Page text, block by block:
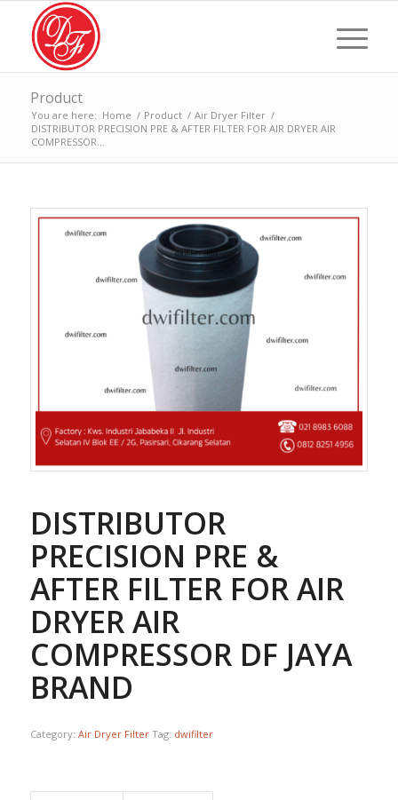
Product
You are here: Home / Product / Air Dryer Filter /
DISTRIBUTOR PRECISION PRE & AFTER FILTER FOR AIR DRYER AIR
COMPRESSOR...
DISTRIBUTOR
PRECISION PRE &
AFTER FILTER FOR AIR
DRYER AIR
COMPRESSOR DF JAYA
BRAND
Category: Air Dryer Filter Tag: dwifilter